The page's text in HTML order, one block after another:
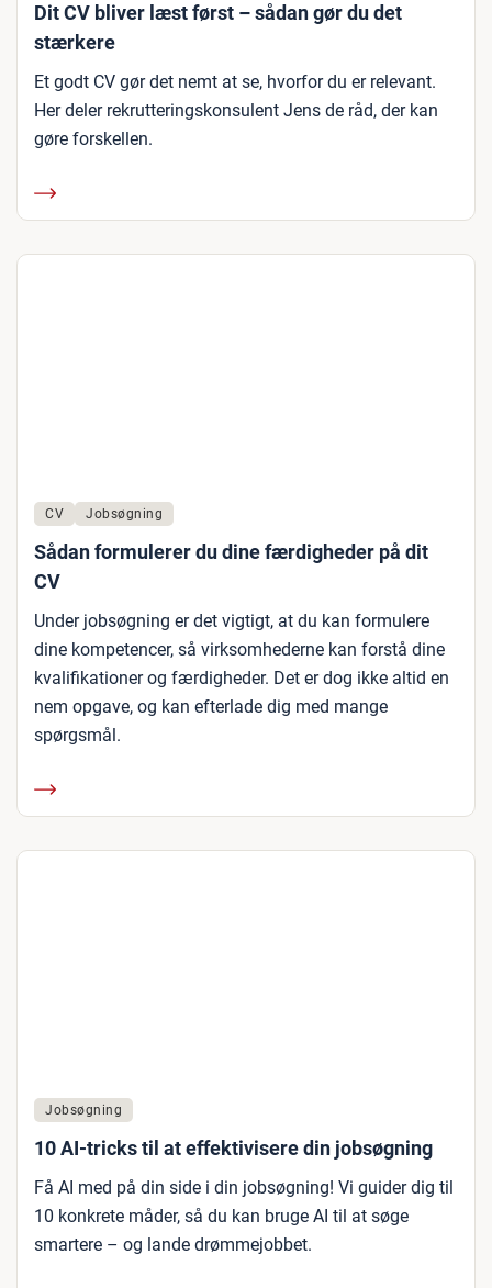
Dit CV bliver læst først – sådan gør du det
stærkere
Et godt CV gør det nemt at se, hvorfor du er relevant.
Her deler rekrutteringskonsulent Jens de råd, der kan
gøre forskellen.
CV Jobsøgning
Sådan formulerer du dine færdigheder på dit
CV
Under jobsøgning er det vigtigt, at du kan formulere
dine kompetencer, så virksomhederne kan forstå dine
kvalifikationer og færdigheder. Det er dog ikke altid en
nem opgave, og kan efterlade dig med mange
spørgsmål.
Jobsøgning
10 AI-tricks til at effektivisere din jobsøgning
Få AI med på din side i din jobsøgning! Vi guider dig til
10 konkrete måder, så du kan bruge AI til at søge
smartere – og lande drømmejobbet.